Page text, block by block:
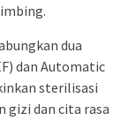
dua
dan Automatic
sterilisasi
gizi dan cita rasa